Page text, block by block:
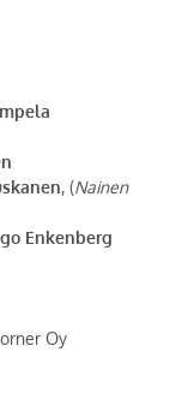
, (Nainen
Enkenberg
Oy